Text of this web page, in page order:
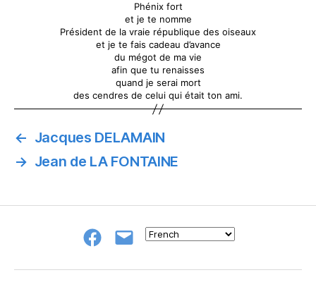
Phénix fort
et je te nomme
Président de la vraie république des oiseaux
et je te fais cadeau d’avance
du mégot de ma vie
afin que tu renaisses
quand je serai mort
des cendres de celui qui était ton ami.
← Jacques DELAMAIN
→ Jean de LA FONTAINE
Groupe
NeL
E-
à